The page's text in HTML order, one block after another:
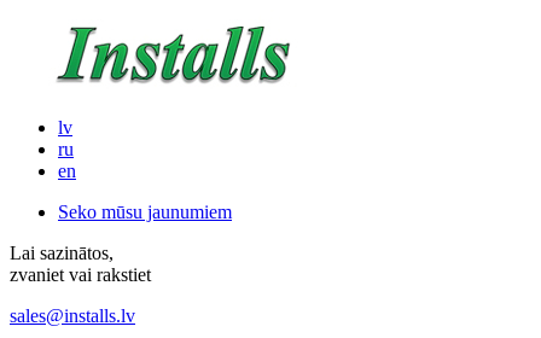
lv
ru
en
Seko mūsu jaunumiem
Lai sazinātos,
zvaniet vai rakstiet
sales@installs.lv